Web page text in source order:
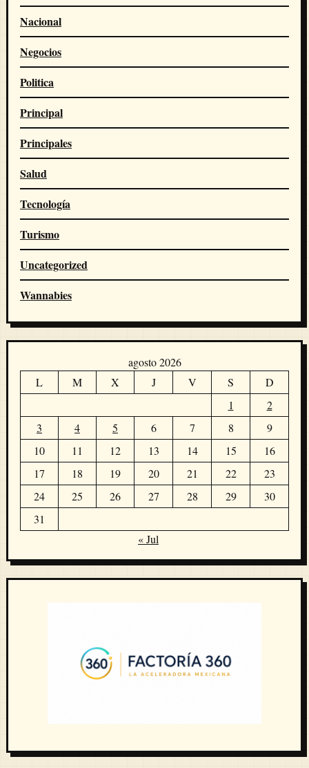
Nacional
Negocios
Politica
Principal
Principales
Salud
Tecnología
Turismo
Uncategorized
Wannabies
agosto 2026
L
M X J V S
D
1
2
3
4 5 6 7 8
9
10
11 12 13 14 15
16
17
18 19 20 21 22
23
24
25 26 27 28 29
30
31
« Jul